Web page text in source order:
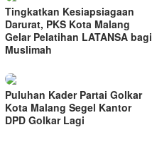
Tingkatkan Kesiapsiagaan
Darurat, PKS Kota Malang
Gelar Pelatihan LATANSA bagi
Muslimah
Puluhan Kader Partai Golkar
Kota Malang Segel Kantor
DPD Golkar Lagi